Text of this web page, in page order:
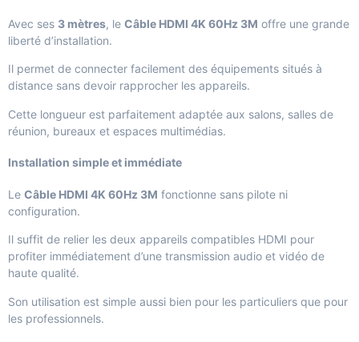
Avec ses 3 mètres, le Câble HDMI 4K 60Hz 3M offre une grande
liberté d’installation.
Il permet de connecter facilement des équipements situés à
distance sans devoir rapprocher les appareils.
Cette longueur est parfaitement adaptée aux salons, salles de
réunion, bureaux et espaces multimédias.
Installation simple et immédiate
Le Câble HDMI 4K 60Hz 3M fonctionne sans pilote ni
configuration.
Il suffit de relier les deux appareils compatibles HDMI pour
profiter immédiatement d’une transmission audio et vidéo de
haute qualité.
Son utilisation est simple aussi bien pour les particuliers que pour
les professionnels.